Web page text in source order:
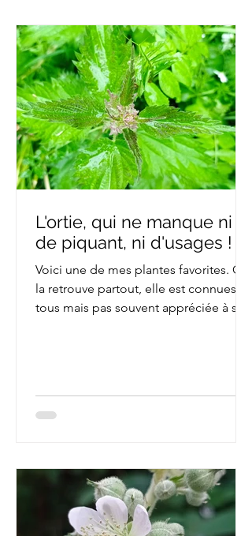
L'ortie, qui ne manque ni
de piquant, ni d'usages !
Voici une de mes plantes favorites. On
la retrouve partout, elle est connues de
tous mais pas souvent appréciée à sa